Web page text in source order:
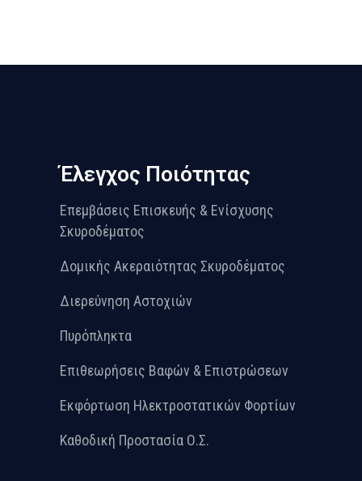
Έλεγχος Ποιότητας
Επεμβάσεις Επισκευής & Ενίσχυσης
Σκυροδέματος
Δομικής Ακεραιότητας Σκυροδέματος
Διερεύνηση Αστοχιών
Πυρόπληκτα
Επιθεωρήσεις Βαφών & Επιστρώσεων
Εκφόρτωση Ηλεκτροστατικών Φορτίων
Καθοδική Προστασία Ο.Σ.